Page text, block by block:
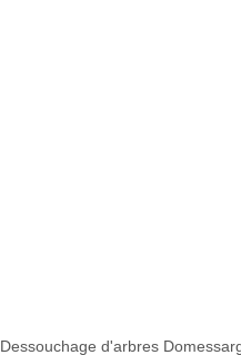
Dessouchage d'arbres